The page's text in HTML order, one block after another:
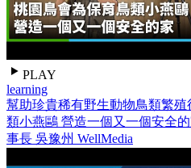
PLAY
learning
幫助珍貴稀有野生動物鳥類繁
類小燕鷗 營造一個又一個安全
事長 吳豫州 WellMedia